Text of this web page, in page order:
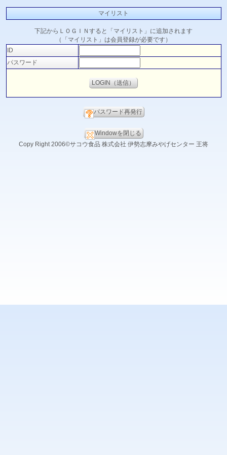
マイリスト
下記からＬＯＧＩＮすると「マイリスト」に追加されます
（「マイリスト」は会員登録が必要です）
ID
パスワード
パスワード再発行
Windowを閉じる
Copy Right 2006©サコウ食品 株式会社 伊勢志摩みやげセンター 王将